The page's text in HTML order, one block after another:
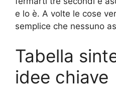
e lo è. A volte le cose
semplice che nessuno
Tabella
idee chiave